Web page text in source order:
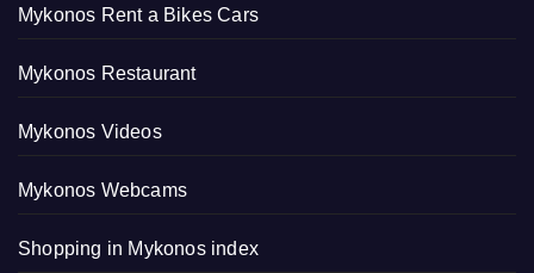
Mykonos Rent a Bikes Cars
Mykonos Restaurant
Mykonos Videos
Mykonos Webcams
Shopping in Mykonos index